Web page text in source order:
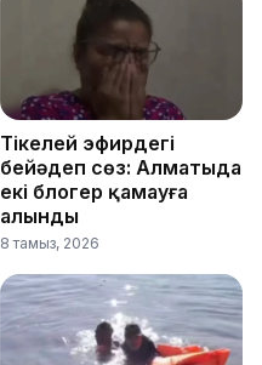
Тікелей эфирдегі
бейәдеп сөз: Алматыда
екі блогер қамауға
алынды
8 тамыз, 2026